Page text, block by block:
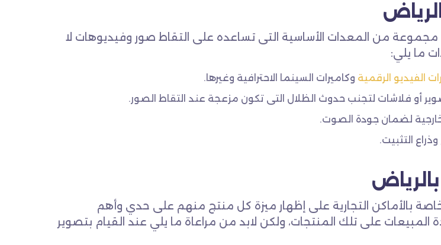
من المعدات الأساسية التى تساعده على التقاط صور وفيديوهات لا
ما يلي:
الفيديو الرقمية وكاميرات السينما الاحترافية وغيرها.
أو فلاشات لتجنب حدوث الظلال التى تكون مزعجة عند التقاط الصور.
خارجية لضمان جودة الصوت.
التثبيت.
بالأماكن التجارية على إظهار ميزة كل منتج منهم على حدي وأهم
المبيعات على تلك المنتجات، ولكن لابد من مراعاة ما يلي عند القيام بتصوير